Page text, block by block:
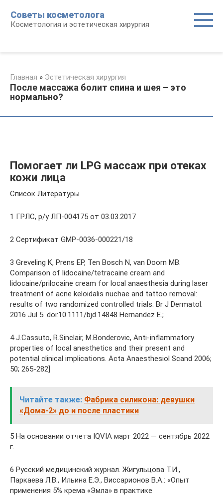
контенту
Советы косметолога
Косметология и эстетическая хирургия
Главная » Эстетическая хирургия
После массажа болит спина и шея – это
нормально?
Помогает ли LPG массаж при отеках
кожи лица
Список Литературы
1 ГРЛС, р/у ЛП-004175 от 03.03.2017
2 Сертификат GMP-0036-000221/18
3 Greveling K, Prens EP, Ten Bosch N, van Doorn MB.
Comparison of lidocaine/tetracaine cream and
lidocaine/prilocaine cream for local anaesthesia during laser
treatment of acne keloidalis nuchae and tattoo removal:
results of two randomized controlled trials. Br J Dermatol.
2016 Jul 5. doi:10.1111/bjd.14848 Hernandez E.;
4 J.Cassuto, R.Sinclair, M.Bonderovic, Anti-inflammatory
properties of local anesthetics and their present and
potential clinical implications. Acta Anaesthesiol Scand 2006;
50; 265-282]
Читайте также: Фабрика силикона: девушки
«Дома-2» до и после пластики
5 На основании отчета IQVIA март 2022 — сентябрь 2022
г.
6 Русский медицинский журнал. Жигульцова Т.И.,
Паркаева Л.В., Ильина Е.Э., Виссарионов В.А.: «Опыт
применения 5% крема «Эмла» в практике